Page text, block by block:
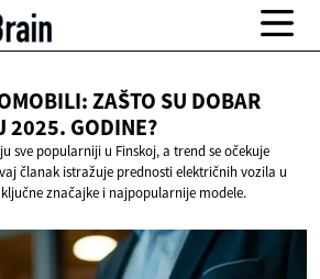
ZAŠTO SU DOBAR
2025. GODINE?
sve popularniji u Finskoj, a trend se očekuje
članak istražuje prednosti električnih vozila u
značajke i najpopularnije modele.